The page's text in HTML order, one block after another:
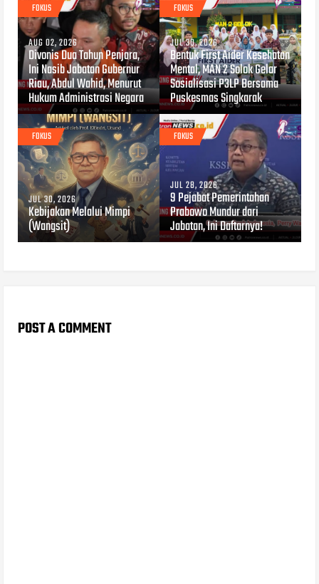
FOKUS
AUG 02, 2026
Divonis Dua Tahun Penjara,
Ini Nasib Jabatan Gubernur
Riau, Abdul Wahid, Menurut
Hukum Administrasi Negara
FOKUS
JUL 30, 2026
Bentuk First Aider Kesehatan
Mental, MAN 2 Solok Gelar
Sosialisasi P3LP Bersama
Puskesmas Singkarak
FOKUS
JUL 30, 2026
Kebijakan Melalui Mimpi
(Wangsit)
FOKUS
JUL 28, 2026
9 Pejabat Pemerintahan
Prabowo Mundur dari
Jabatan, Ini Daftarnya!
POST A COMMENT